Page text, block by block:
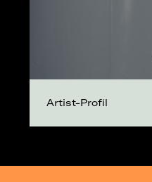
Artist-Profil